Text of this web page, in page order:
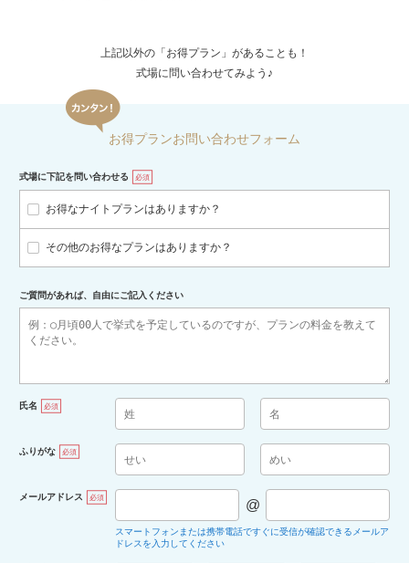
上記以外の「お得プラン」があることも！
式場に問い合わせてみよう♪
お得プランお問い合わせフォーム
式場に下記を問い合わせる 必須
お得なナイトプランはありますか？
その他のお得なプランはありますか？
ご質問があれば、自由にご記入ください
氏名 必須
ふりがな 必須
メールアドレス 必須
@
スマートフォンまたは携帯電話ですぐに受信が確認できるメールア
ドレスを入力してください